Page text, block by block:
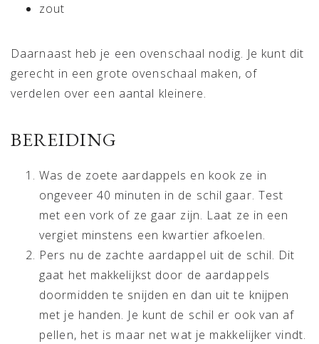
zout
Daarnaast heb je een ovenschaal nodig. Je kunt dit
gerecht in een grote ovenschaal maken, of
verdelen over een aantal kleinere.
BEREIDING
Was de zoete aardappels en kook ze in
ongeveer 40 minuten in de schil gaar. Test
met een vork of ze gaar zijn. Laat ze in een
vergiet minstens een kwartier afkoelen.
Pers nu de zachte aardappel uit de schil. Dit
gaat het makkelijkst door de aardappels
doormidden te snijden en dan uit te knijpen
met je handen. Je kunt de schil er ook van af
pellen, het is maar net wat je makkelijker vindt.